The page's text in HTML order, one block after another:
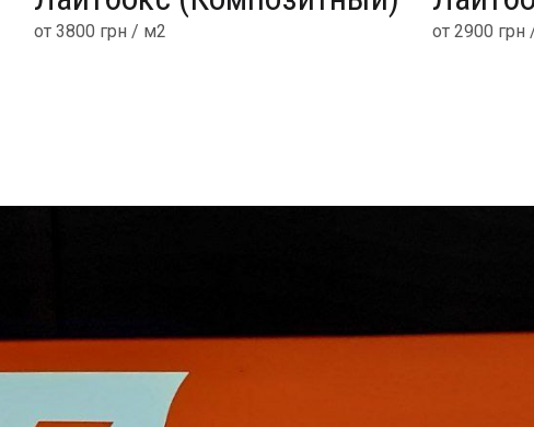
от 3800 грн / м2 от 2900